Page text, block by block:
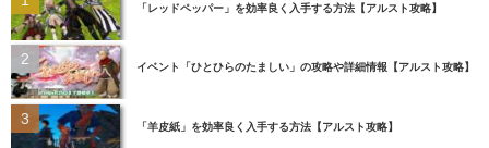
「レッドペッパー」を効率良く入手する方法【アルスト攻略】
イベント「ひとひらのたましい」の攻略や詳細情報【アルスト攻略】
「羊皮紙」を効率良く入手する方法【アルスト攻略】